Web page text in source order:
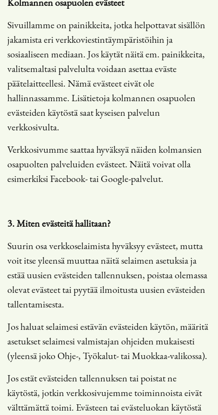
Sivuillamme on painikkeita, jotka helpottavat sisällön
jakamista eri verkkoviestintäympäristöihin ja
sosiaaliseen mediaan. Jos käytät näitä em. painikkeita,
valitsemaltasi palvelulta voidaan asettaa eväste
päätelaitteellesi. Nämä evästeet eivät ole
hallinnassamme. Lisätietoja kolmannen osapuolen
evästeiden käytöstä saat kyseisen palvelun
verkkosivulta.
Verkkosivumme saattaa hyväksyä näiden kolmansien
osapuolten palveluiden evästeet. Näitä voivat olla
esimerkiksi Facebook- tai Google-palvelut.
3. Miten evästeitä hallitaan?
Suurin osa verkkoselaimista hyväksyy evästeet, mutta
voit itse yleensä muuttaa näitä selaimen asetuksia ja
estää uusien evästeiden tallennuksen, poistaa olemassa
olevat evästeet tai pyytää ilmoitusta uusien evästeiden
tallentamisesta.
Jos haluat selaimesi estävän evästeiden käytön, määritä
asetukset selaimesi valmistajan ohjeiden mukaisesti
(yleensä joko Ohje-, Työkalut- tai Muokkaa-valikossa).
Jos estät evästeiden tallennuksen tai poistat ne
käytöstä, jotkin verkkosivujemme toiminnoista eivät
välttämättä toimi. Evästeen tai evästeluokan käytöstä